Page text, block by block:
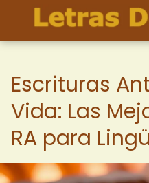
Escrituras
Vida: Las
RA para